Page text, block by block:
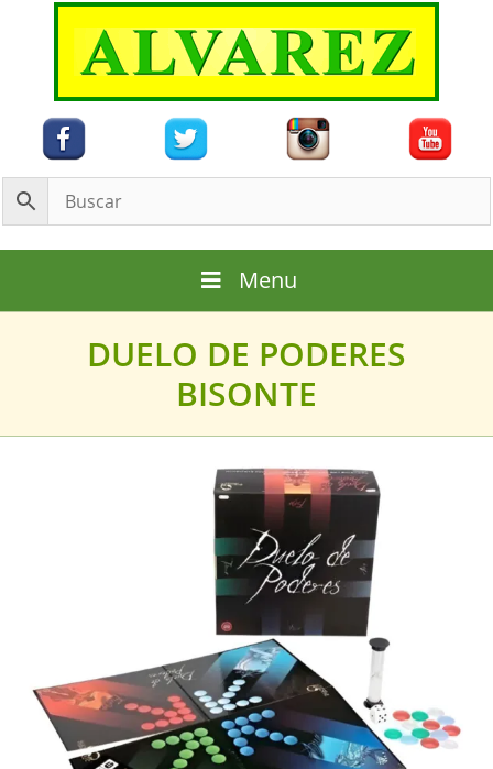
contenido
Menu
DUELO DE PODERES
BISONTE